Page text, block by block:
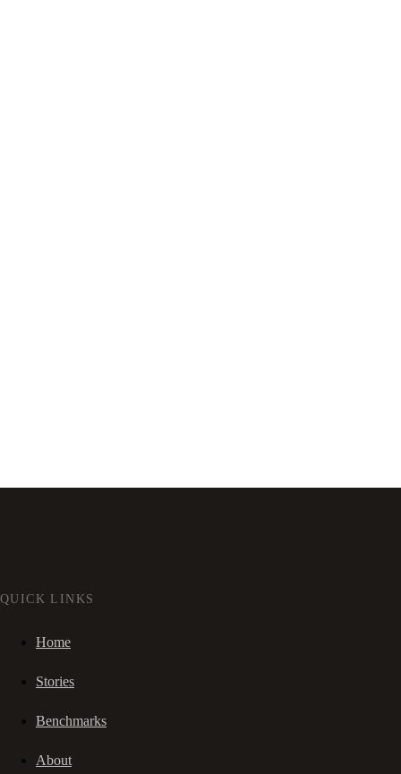
QUICK LINKS
Home
Stories
Benchmarks
About